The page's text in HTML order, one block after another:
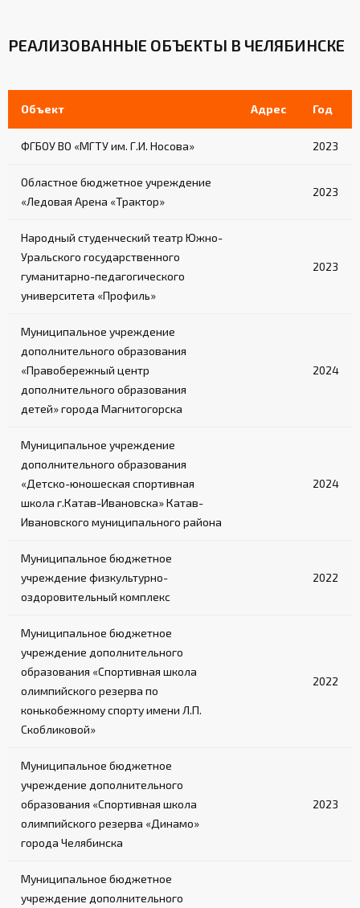
РЕАЛИЗОВАННЫЕ ОБЪЕКТЫ В ЧЕЛЯБИНСКЕ
Объект Адрес Год
ФГБОУ ВО «МГТУ им. Г.И. Носова» 2023
Областное бюджетное учреждение
«Ледовая Арена «Трактор»
2023
Народный студенческий театр Южно-
Уральского государственного
гуманитарно-педагогического
университета «Профиль»
2023
Муниципальное учреждение
дополнительного образования
«Правобережный центр
дополнительного образования
детей» города Магнитогорска
2024
Муниципальное учреждение
дополнительного образования
«Детско-юношеская спортивная
школа г.Катав-Ивановска» Катав-
Ивановского муниципального района
2024
Муниципальное бюджетное
учреждение физкультурно-
оздоровительный комплекс
2022
Муниципальное бюджетное
учреждение дополнительного
образования «Спортивная школа
олимпийского резерва по
конькобежному спорту имени Л.П.
Скобликовой»
2022
Муниципальное бюджетное
учреждение дополнительного
образования «Спортивная школа
олимпийского резерва «Динамо»
города Челябинска
2023
Муниципальное бюджетное
учреждение дополнительного